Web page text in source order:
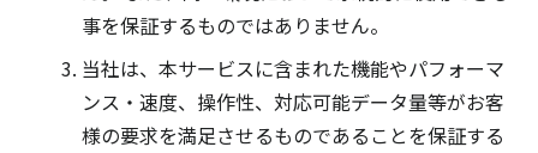
事を保証するものではありません。
当社は、本サービスに含まれた機能やパフォーマ
ンス・速度、操作性、対応可能データ量等がお客
様の要求を満足させるものであることを保証する